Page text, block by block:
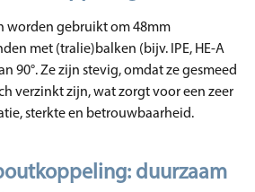
worden gebruikt om 48mm
met (tralie)balken (bijv. IPE, HE-A
90°. Ze zijn stevig, omdat ze gesmeed
verzinkt zijn, wat zorgt voor een zeer
sterkte en betrouwbaarheid.
duurzaam